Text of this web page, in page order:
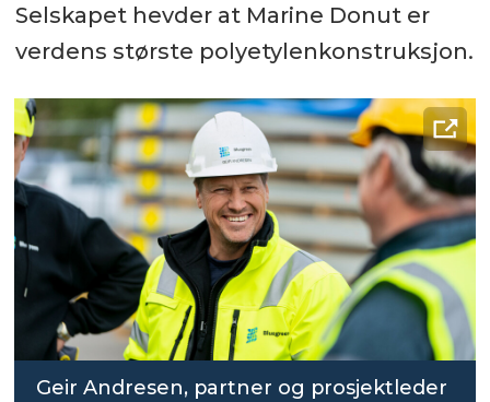
Selskapet hevder at Marine Donut er
verdens største polyetylenkonstruksjon.
Geir Andresen, partner og prosjektleder